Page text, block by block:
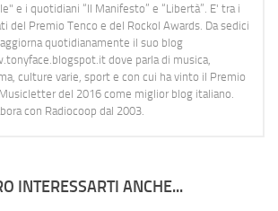
e i quotidiani “Il Manifesto” e “Libertà”. E' tra i
del Premio Tenco e del Rockol Awards. Da sedici
quotidianamente il suo blog
dove parla di musica,
culture varie, sport e con cui ha vinto il Premio
del 2016 come miglior blog italiano.
con Radiocoop dal 2003.
INTERESSARTI ANCHE...